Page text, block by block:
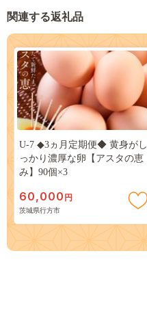
関連する返礼品
U-7 ◆3ヵ月定期便◆ 黄身がし
っかり濃厚な卵【アスタの恵
み】90個×3
60,000 円
茨城県行方市